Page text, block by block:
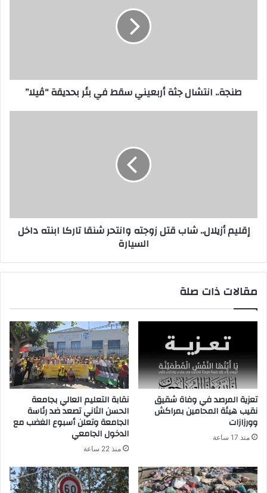
طنجة.. انتشال جثة أربعيني سقط في بئر بحديقة “ڤيلا”
إقليم أزيلال.. شاب قتل زوجته وانتحر شنقا تاركا ابنته داخل
السيارة
مقالات ذات صلة
تعزية المرصد في وفاة شقيق
نقيب هيئة المحامين بمراكش
وورزازات
منذ 17 ساعة
نقابة التعليم العالي بجامعة
الحسن الثاني تصعد ضد رئاسة
الجامعة وتعلن أسبوع الغضب مع
الدخول الجامعي
منذ 22 ساعة